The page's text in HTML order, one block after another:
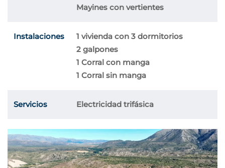
Mayines con vertientes
Instalaciones
1 vivienda con 3 dormitorios
2 galpones
1 Corral con manga
1 Corral sin manga
Servicios Electricidad trifásica